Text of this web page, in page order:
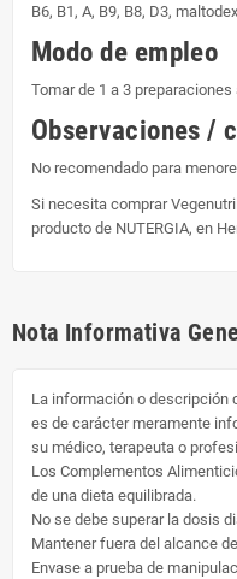
B6, B1, A, B9, B8, D3,
Modo de empleo
Tomar de 1 a 3
Observaciones /
No recomendado para
Si necesita comprar
producto de NUTERGIA, en
Nota Informativa
La información o descripción
es de carácter meramente
su médico, terapeuta o
Los Complementos
de una dieta equilibrada.
No se debe superar la dosis
Mantener fuera del alcance
Envase a prueba de